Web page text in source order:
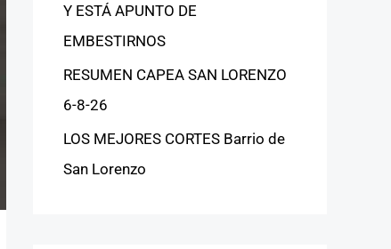
Y ESTÁ APUNTO DE
EMBESTIRNOS
RESUMEN CAPEA SAN LORENZO
6-8-26
LOS MEJORES CORTES Barrio de
San Lorenzo